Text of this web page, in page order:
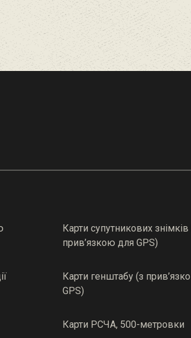
Карти супутникових знімків
прив’язкою для GPS)
Карти генштабу (з
GPS)
Карти РСЧА, 500-метровки